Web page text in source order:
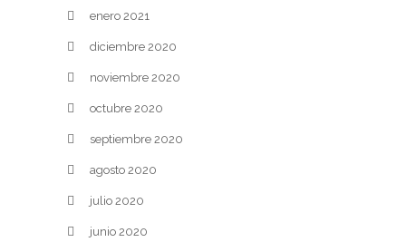
enero 2021
diciembre 2020
noviembre 2020
octubre 2020
septiembre 2020
agosto 2020
julio 2020
junio 2020